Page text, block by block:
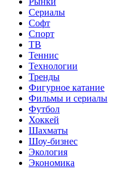
Сериалы
Софт
Спорт
ТВ
Теннис
Технологии
Тренды
Фигурное катание
Фильмы и сериалы
Футбол
Хоккей
Шахматы
Шоу-бизнес
Экология
Экономика